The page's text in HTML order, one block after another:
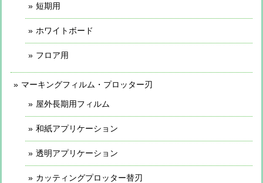
短期用
ホワイトボード
フロア用
マーキングフィルム・プロッター刃
屋外長期用フィルム
和紙アプリケーション
透明アプリケーション
カッティングプロッター替刃